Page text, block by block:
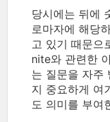
당시에는 뒤에
로마자에 해당
고 있기 때문으
nite와 관련한
는 질문을 자주
지 중요하게 여
도 의미를 부여